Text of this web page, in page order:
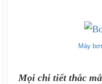
Máy
Mọi chi tiết thắc